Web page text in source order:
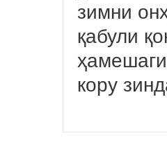
зимни
қабули
кору